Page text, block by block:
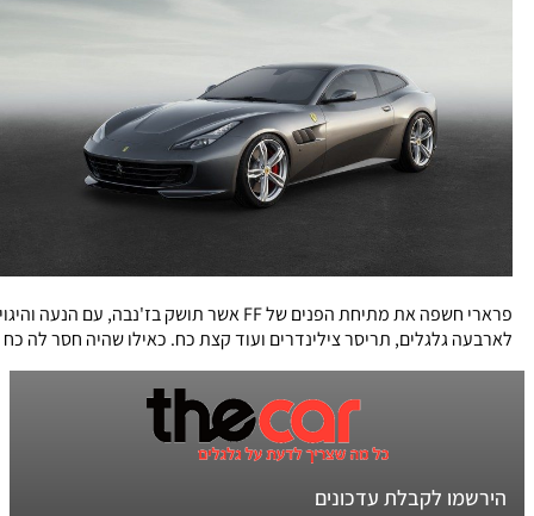
פרארי חשפה את מתיחת הפנים של FF אשר תושק בז'נבה, עם הנעה והיגוי
לארבעה גלגלים, תריסר צילינדרים ועוד קצת כח. כאילו שהיה חסר לה כח
הירשמו לקבלת עדכונים